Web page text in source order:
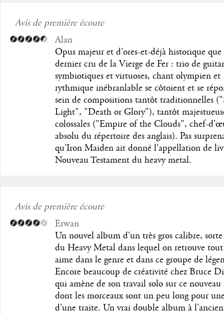
Avis de première écoute
Alan
Opus majeur et d'ores-et-déjà historique que
dernier cru de la Vierge de Fer : trio de
symbiotiques et virtuoses, chant olympien et
rythmique inébranlable se côtoient et se
sein de compositions tantôt traditionnelles
Light", "Death or Glory"), tantôt
colossales ("Empire of the Clouds", chef-
absolu du répertoire des anglais). Pas
qu'Iron Maiden ait donné l'appellation de
Nouveau Testament du heavy metal.
Avis de première écoute
Erwan
Un nouvel album d'un très gros calibre,
du Heavy Metal dans lequel on retrouve
aime dans le genre et dans ce groupe de
Encore beaucoup de créativité chez Bruce
qui amène de son travail solo sur ce
dont les morceaux sont un peu long pour
d'une traite. Un vrai double album à